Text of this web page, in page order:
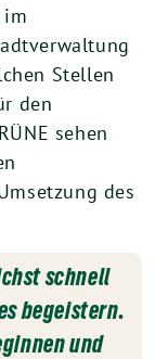
im
Stellen
den
sehen
des
schnell
begeistern.
und